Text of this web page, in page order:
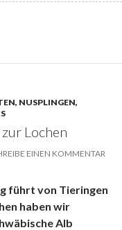
NUSPLINGEN, O
Lochen
EINEN KOMMENTAR
führt von Tieringen
haben wir
Alb